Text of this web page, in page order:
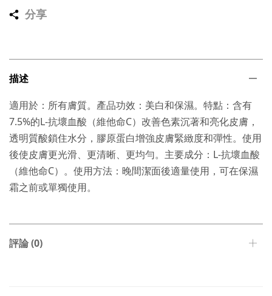
分享
描述
適用於：所有膚質。產品功效：美白和保濕。特點：含有
7.5%的L-抗壞血酸（維他命C）改善色素沉著和亮化皮膚，
透明質酸鎖住水分，膠原蛋白增強皮膚緊緻度和彈性。使用
後使皮膚更光滑、更清晰、更均勻。主要成分：L-抗壞血酸
（維他命C）。使用方法：晚間潔面後適量使用，可在保濕
霜之前或單獨使用。
評論 (0)